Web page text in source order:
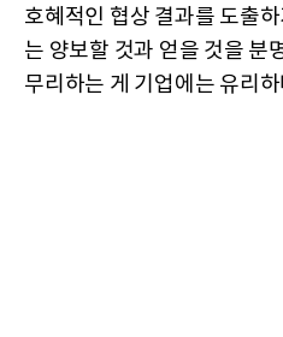
호혜적인 협상 결과를 도출
는 양보할 것과 얻을 것을 분
무리하는 게 기업에는 유리